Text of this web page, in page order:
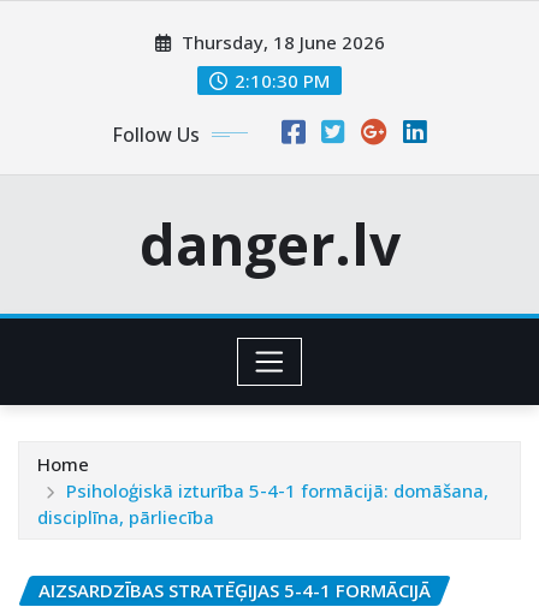
Thursday, 18 June 2026
2:10:31 PM
Follow Us
danger.lv
Home
Psiholoģiskā izturība 5-4-1 formācijā: domāšana,
disciplīna, pārliecība
AIZSARDZĪBAS STRATĒĢIJAS 5-4-1 FORMĀCIJĀ